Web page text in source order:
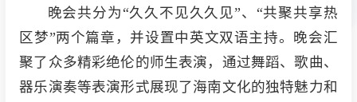
晚会共分为“久久不见久久见”、“共聚共享热
区梦”两个篇章，并设置中英文双语主持。晚会汇
聚了众多精彩绝伦的师生表演，通过舞蹈、歌曲、
器乐演奏等表演形式展现了海南文化的独特魅力和